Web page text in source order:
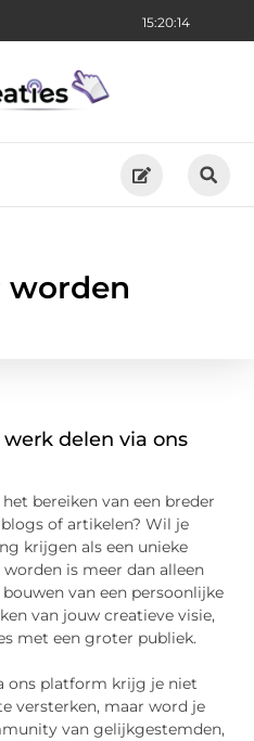
15:20:14
worden
werk delen via ons
bereiken van een breder
of artikelen? Wil je
krijgen als een unieke
is meer dan alleen
van een persoonlijke
van jouw creatieve visie,
met een groter publiek.
ons platform krijg je niet
versterken, maar word je
van gelijkgestemden,